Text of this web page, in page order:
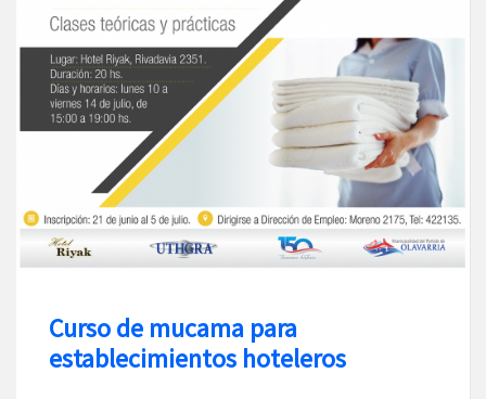
Curso de mucama para
establecimientos hoteleros